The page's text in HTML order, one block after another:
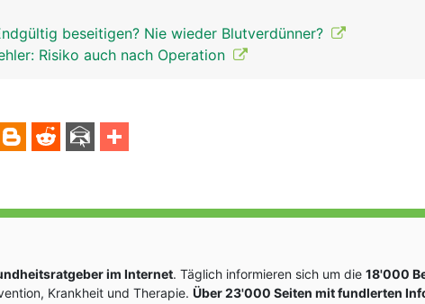
beseitigen? Nie wieder Blutverdünner?
Risiko auch nach Operation
im Internet. Täglich informieren sich um die 18'000
Krankheit und Therapie. Über 23'000 Seiten mit fundlerten